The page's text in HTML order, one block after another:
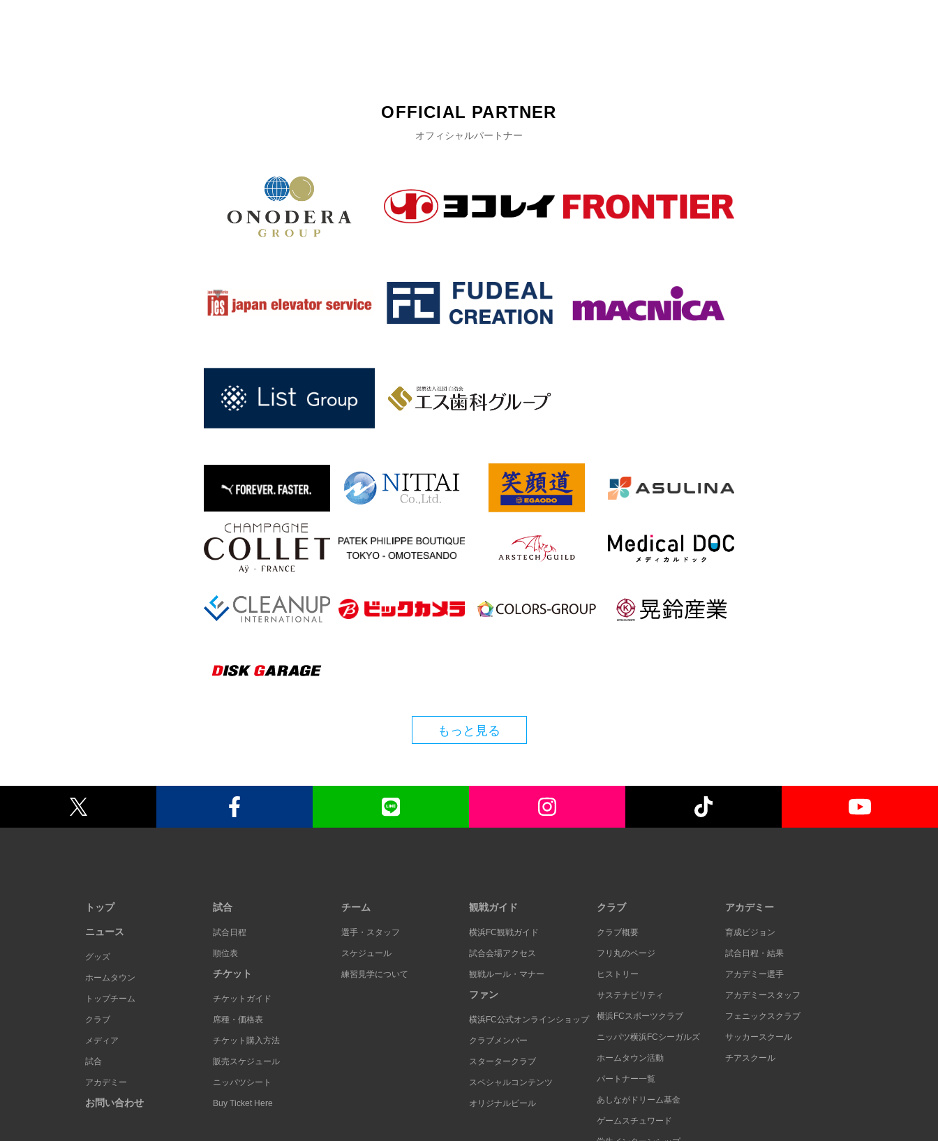
OFFICIAL PARTNER
オフィシャルパートナー
もっと見る
トップ
ニュース
グッズ
ホームタウン
トップチーム
クラブ
メディア
試合
アカデミー
お問い合わせ
試合
試合日程
順位表
チケット
チケットガイド
席種・価格表
チケット購入方法
販売スケジュール
ニッパツシート
Buy Ticket Here
チーム
選手・スタッフ
スケジュール
練習見学について
観戦ガイド
横浜FC観戦ガイド
試合会場アクセス
観戦ルール・マナー
ファン
横浜FC公式オンラインショップ
クラブメンバー
スタータークラブ
スペシャルコンテンツ
オリジナルビール
クラブ
クラブ概要
フリ丸のページ
ヒストリー
サステナビリティ
横浜FCスポーツクラブ
ニッパツ横浜FCシーガルズ
ホームタウン活動
パートナー一覧
あしながドリーム基金
ゲームスチュワード
アカデミー
育成ビジョン
試合日程・結果
アカデミー選手
アカデミースタッフ
フェニックスクラブ
サッカースクール
チアスクール